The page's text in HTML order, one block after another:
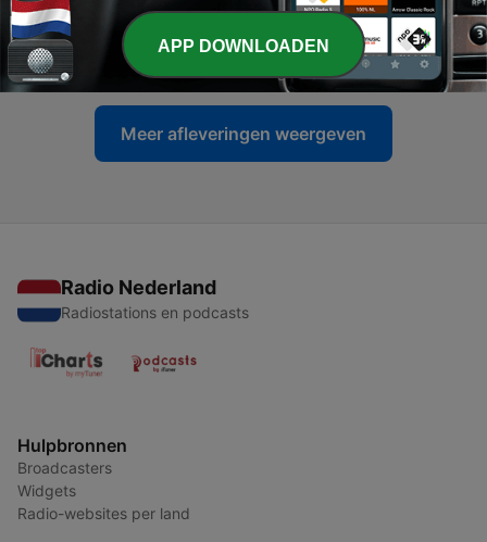
48 - قصۀ سی‌ام: پیتزای رست بیف سرد شده
28 mei 2025
Meer afleveringen weergeven
Radio Nederland
Radiostations en podcasts
Hulpbronnen
Broadcasters
Widgets
Radio-websites per land
APP DOWNLOADEN